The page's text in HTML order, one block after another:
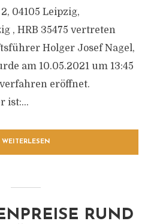
04105 Leipzig,
, HRB 35475 vertreten
Holger Josef Nagel,
am 10.05.2021 um 13:45
eröffnet.
ist:...
WEITERLESEN
RUND